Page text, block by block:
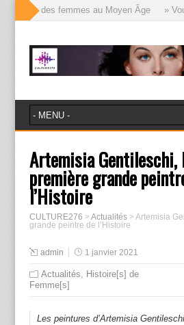
des femmes au Moyen Âge »
Artemisia Gentileschi,
première grande
l’Histoire
CULTURE276 >Actualités>Artemisia
grande peintre de l’Histoire
admin 1 janvier 2021
Actualités, Histoire[s] de
Femme[s]
Les peintures d’Artemisia